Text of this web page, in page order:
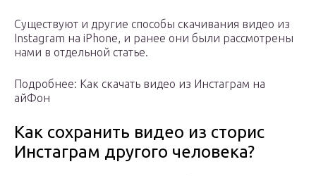
Существуют и другие способы скачивания видео из
Instagram на iPhone, и ранее они были рассмотрены
нами в отдельной статье.
Подробнее: Как скачать видео из Инстаграм на
айФон
Как сохранить видео из сторис
Инстаграм другого человека?